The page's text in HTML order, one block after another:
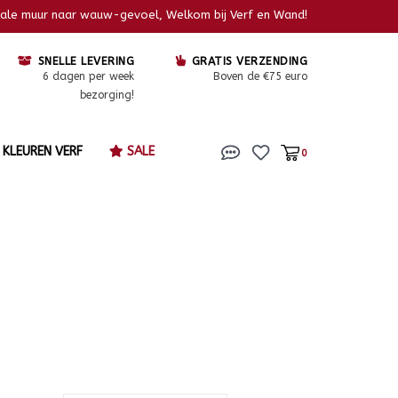
muur naar wauw-gevoel, Welkom bij Verf en Wand!
SNELLE LEVERING
6 dagen per week
bezorging!
GRATIS VERZENDING
Boven de €75 euro
KLEUREN VERF SALE 0